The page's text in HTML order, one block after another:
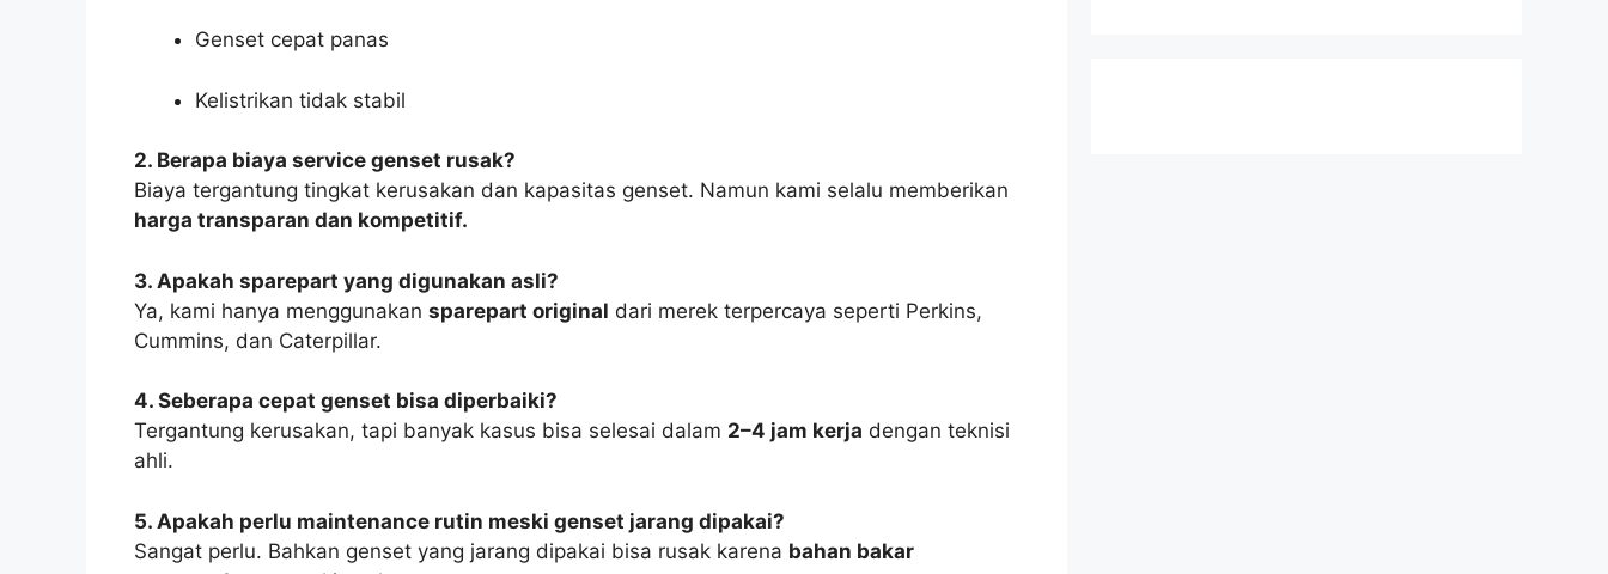
Genset cepat panas
Kelistrikan tidak stabil
2. Berapa biaya service genset rusak?
Biaya tergantung tingkat kerusakan dan kapasitas genset. Namun kami selalu memberikan
harga transparan dan kompetitif.
3. Apakah sparepart yang digunakan asli?
Ya, kami hanya menggunakan sparepart original dari merek terpercaya seperti Perkins,
Cummins, dan Caterpillar.
4. Seberapa cepat genset bisa diperbaiki?
Tergantung kerusakan, tapi banyak kasus bisa selesai dalam 2–4 jam kerja dengan teknisi
ahli.
5. Apakah perlu maintenance rutin meski genset jarang dipakai?
Sangat perlu. Bahkan genset yang jarang dipakai bisa rusak karena bahan bakar